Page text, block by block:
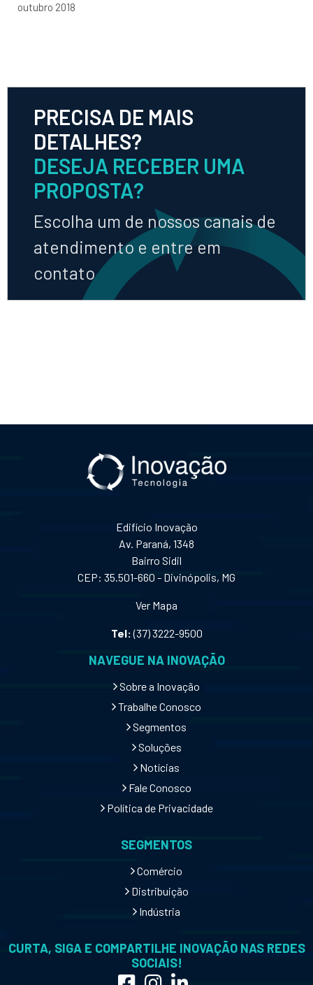
outubro 2018
PRECISA DE MAIS
DETALHES?
DESEJA RECEBER UMA
PROPOSTA?
Escolha um de nossos canais de
atendimento e entre em
contato
Edifício Inovação
Av. Paraná, 1348
Bairro Sidil
CEP: 35.501-660 - Divinópolis, MG
Ver Mapa
Tel:(37) 3222-9500
NAVEGUE NA INOVAÇÃO
Sobre a Inovação
Trabalhe Conosco
Segmentos
Soluções
Notícias
Fale Conosco
Política de Privacidade
SEGMENTOS
Comércio
Distribuição
Indústria
CURTA, SIGA E COMPARTILHE INOVAÇÃO NAS REDES
SOCIAIS!